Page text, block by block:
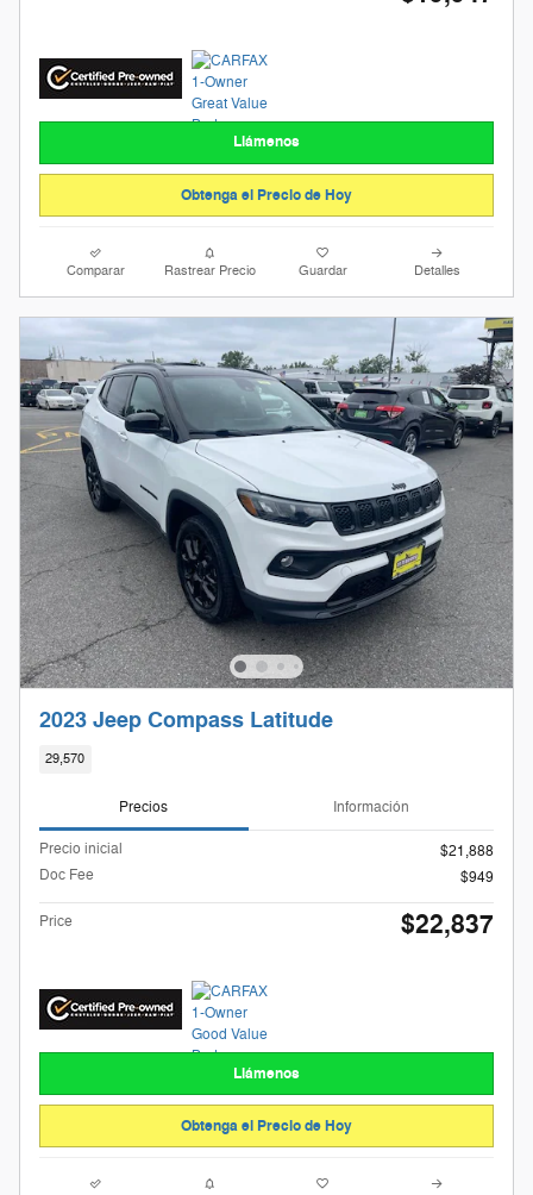
Llámenos
Obtenga el Precio de Hoy
Comparar Rastrear Precio Guardar Detalles
2023 Jeep Compass Latitude
29,570
Precios Información
Precio inicial
$21,888
Doc Fee
$949
Price $22,837
Llámenos
Obtenga el Precio de Hoy